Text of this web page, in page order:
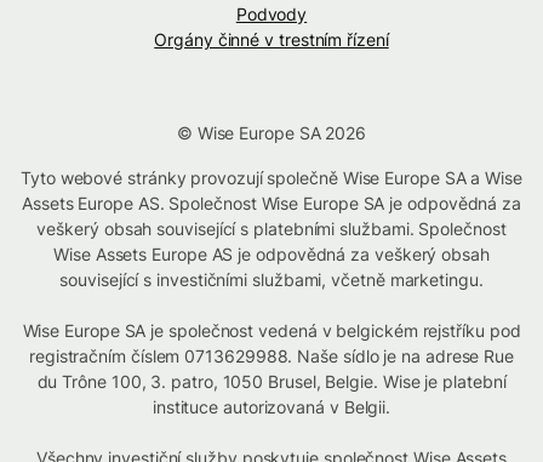
Podvody
Orgány činné v trestním řízení
© Wise Europe SA 2026
Tyto webové stránky provozují společně Wise Europe SA a Wise
Assets Europe AS. Společnost Wise Europe SA je odpovědná za
veškerý obsah související s platebními službami. Společnost
Wise Assets Europe AS je odpovědná za veškerý obsah
související s investičními službami, včetně marketingu.
Wise Europe SA je společnost vedená v belgickém rejstříku pod
registračním číslem 0713629988. Naše sídlo je na adrese Rue
du Trône 100, 3. patro, 1050 Brusel, Belgie. Wise je platební
instituce autorizovaná v Belgii.
Všechny investiční služby poskytuje společnost Wise Assets